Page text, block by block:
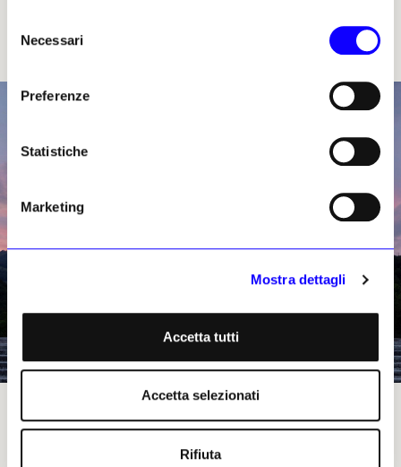
delNecessari
Preferenze
Statistiche
Marketing
Mostra dettagli
Accetta tutti
Accetta selezionati
Rifiuta
Consorzio Vini Asolo Montello. Aperta anche
una campagna di